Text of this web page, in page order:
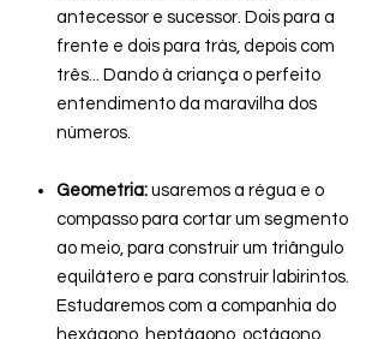
antecessor e sucessor. Dois para a
frente e dois para trás, depois com
três... Dando à criança o perfeito
entendimento da maravilha dos
números.
Geometria: usaremos a régua e o
compasso para cortar um segmento
ao meio, para construir um triângulo
equilátero e para construir labirintos.
Estudaremos com a companhia do
hexágono, heptágono, octágono,